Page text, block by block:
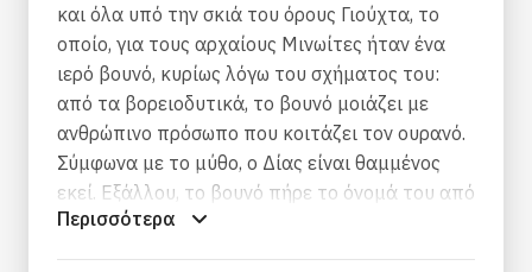
και όλα υπό την σκιά του όρους Γιούχτα, το
οποίο, για τους αρχαίους Μινωίτες ήταν ένα
ιερό βουνό, κυρίως λόγω του σχήματος του:
από τα βορειοδυτικά, το βουνό μοιάζει με
ανθρώπινο πρόσωπο που κοιτάζει τον ουρανό.
Σύμφωνα με το μύθο, ο Δίας είναι θαμμένος
εκεί. Εξάλλου, το βουνό πήρε το όνομά του από
αυτόν, αφού ο Γιούχτας προέρχεται από τον
Περισσότερα